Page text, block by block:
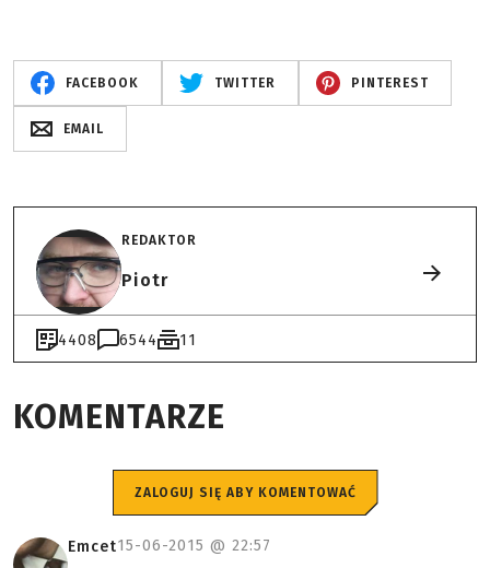
FACEBOOK TWITTER PINTEREST
EMAIL
REDAKTOR
Piotr
4408 6544 11
KOMENTARZE
ZALOGUJ SIĘ ABY KOMENTOWAĆ
Emcet15-06-2015 @ 22:57